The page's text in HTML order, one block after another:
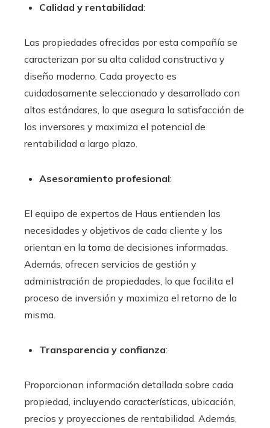
Calidad y rentabilidad:
Las propiedades ofrecidas por esta compañía se
caracterizan por su alta calidad constructiva y
diseño moderno. Cada proyecto es
cuidadosamente seleccionado y desarrollado con
altos estándares, lo que asegura la satisfacción de
los inversores y maximiza el potencial de
rentabilidad a largo plazo.
Asesoramiento profesional:
El equipo de expertos de Haus entienden las
necesidades y objetivos de cada cliente y los
orientan en la toma de decisiones informadas.
Además, ofrecen servicios de gestión y
administración de propiedades, lo que facilita el
proceso de inversión y maximiza el retorno de la
misma.
Transparencia y confianza:
Proporcionan información detallada sobre cada
propiedad, incluyendo características, ubicación,
precios y proyecciones de rentabilidad. Además,